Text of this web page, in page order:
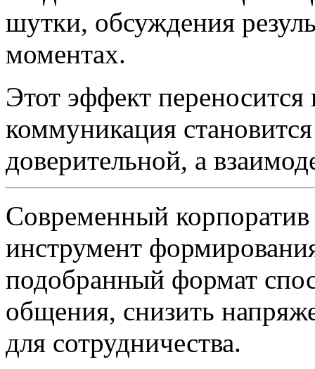
шутки, обсуждения
моментах.
Этот эффект
коммуникация
доверительной, а
Современный
инструмент
подобранный формат
общения, снизить
для сотрудничества.